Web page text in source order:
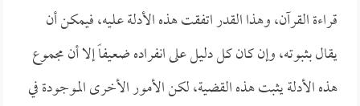
قراءة القرآن، وهذا القدر اتفقت هذه الأدلة عليه، فيمكن أن
يقال بثبوته، وإن كان كل دليل على انفراده ضعيفاً إلا أن مجموع
هذه الأدلة يثبت هذه القضية، لكن الأمور الأخرى الموجودة في